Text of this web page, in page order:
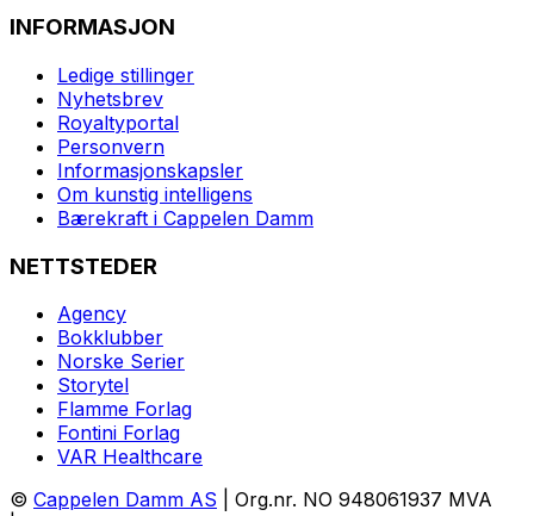
INFORMASJON
Ledige stillinger
Nyhetsbrev
Royaltyportal
Personvern
Informasjonskapsler
Om kunstig intelligens
Bærekraft i Cappelen Damm
NETTSTEDER
Agency
Bokklubber
Norske Serier
Storytel
Flamme Forlag
Fontini Forlag
VAR Healthcare
© Cappelen Damm AS | Org.nr. NO 948061937 MVA